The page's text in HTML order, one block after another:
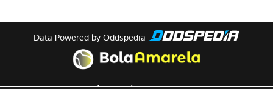
Data Powered by Oddspedia